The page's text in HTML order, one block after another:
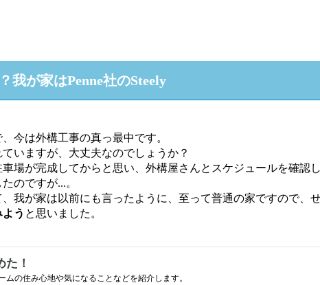
我が家はPenne社のSteely
今は外構工事の真っ最中です。
いますが、大丈夫なのでしょうか？
場が完成してからと思い、外構屋さんとスケジュールを確認
のですが...。
我が家は以前にも言ったように、至って普通の家ですので、
う と思いました。